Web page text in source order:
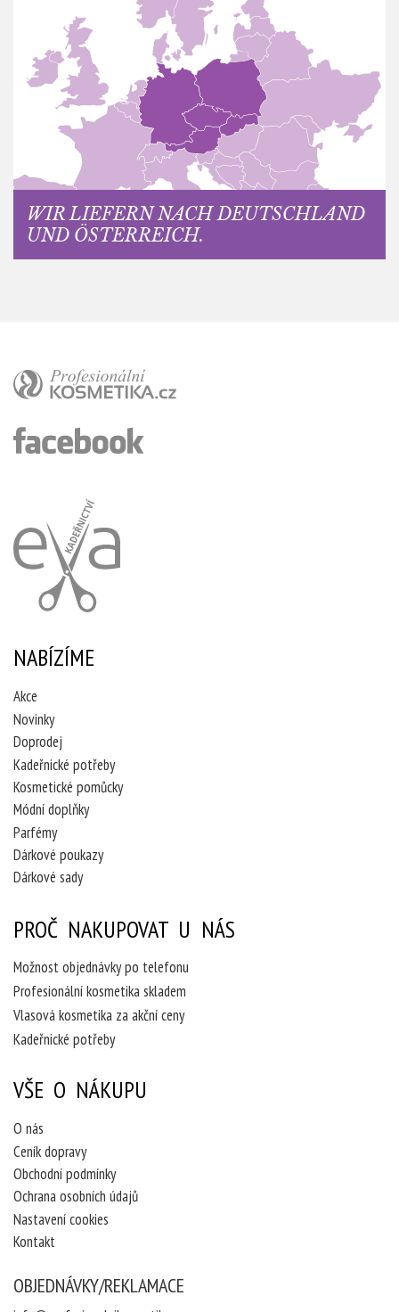
WIR LIEFERN NACH DEUTSCHLAND
UND ÖSTERREICH.
NABÍZÍME
Akce
Novinky
Doprodej
Kadeřnické potřeby
Kosmetické pomůcky
Módní doplňky
Parfémy
Dárkové poukazy
Dárkové sady
PROČ NAKUPOVAT U NÁS
Možnost objednávky po telefonu
Profesionální kosmetika skladem
Vlasová kosmetika za akční ceny
Kadeřnické potřeby
VŠE O NÁKUPU
O nás
Ceník dopravy
Obchodní podmínky
Ochrana osobních údajů
Nastavení cookies
Kontakt
OBJEDNÁVKY/REKLAMACE